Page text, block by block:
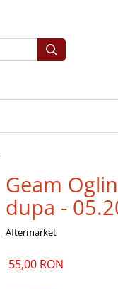
Geam
dupa -
Aftermarket
55,00 RON